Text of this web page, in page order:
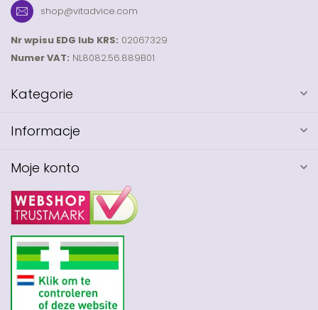
shop@vitadvice.com
Nr wpisu EDG lub KRS: 02067329
Numer VAT: NL8082.56.889B01
Kategorie
Informacje
Moje konto